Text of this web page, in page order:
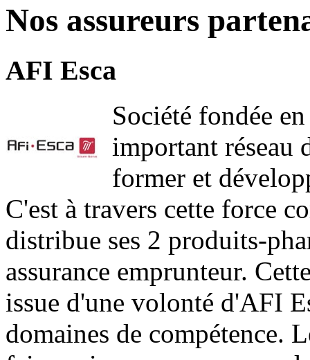
Nos assureurs
AFI Esca
Société fondée
important réseau
former et
C'est à travers cette force
distribue ses 2 produits-
assurance emprunteur.
issue d'une volonté d'AFI
domaines de compétence.